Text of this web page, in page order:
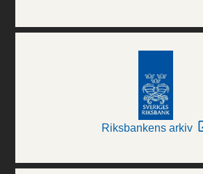
Riksbankens arkiv